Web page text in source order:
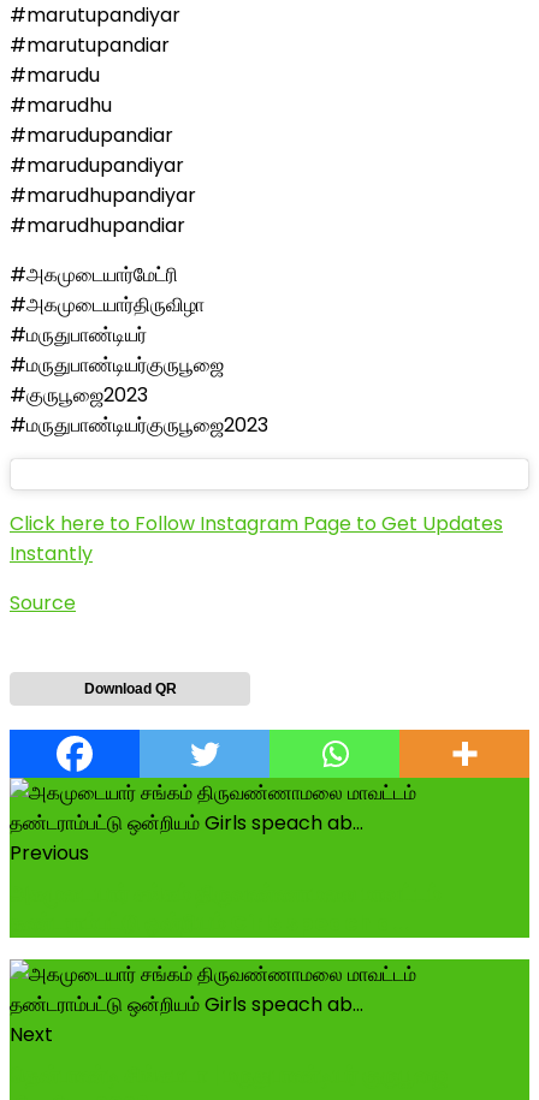
#marutupandiyar
#marutupandiar
#marudu
#marudhu
#marudupandiar
#marudupandiyar
#marudhupandiyar
#marudhupandiar
#அகமுடையார்மேட்ரி
#அகமுடையார்திருவிழா
#மருதுபாண்டியர்
#மருதுபாண்டியர்குருபூஜை
#குருபூஜை2023
#மருதுபாண்டியர்குருபூஜை2023
Click here to Follow Instagram Page to Get Updates
Instantly
Source
Download QR
Previous
Next